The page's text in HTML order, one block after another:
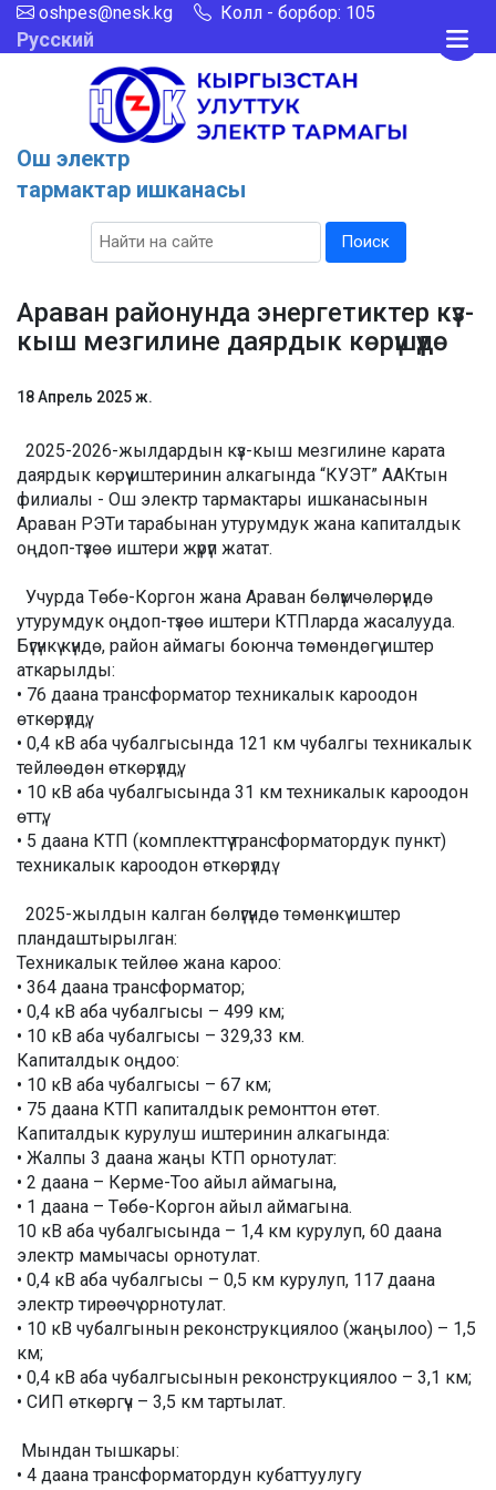
oshpes@nesk.kg Колл - борбор: 105
Русский
Ош электр
тармактар ишканасы
Поиск
Араван районунда энергетиктер күз-
кыш мезгилине даярдык көрүшүүдө
18 Апрель 2025 ж.
2025-2026-жылдардын күз-кыш мезгилине карата
даярдык көрүү иштеринин алкагында “КУЭТ” ААКтын
филиалы - Ош электр тармактары ишканасынын
Араван РЭТи тарабынан утурумдук жана капиталдык
оңдоп-түзөө иштери жүрүп жатат.
Учурда Төбө-Коргон жана Араван бөлүмчөлөрүндө
утурумдук оңдоп-түзөө иштери КТПларда жасалууда.
Бүгүнкү күндө, район аймагы боюнча төмөндөгү иштер
аткарылды:
• 76 даана трансформатор техникалык кароодон
өткөрүлдү;
• 0,4 кВ аба чубалгысында 121 км чубалгы техникалык
тейлөөдөн өткөрүлдү;
• 10 кВ аба чубалгысында 31 км техникалык кароодон
өттү;
• 5 даана КТП (комплекттүү трансформатордук пункт)
техникалык кароодон өткөрүлдү.
2025-жылдын калган бөлүгүндө төмөнкү иштер
пландаштырылган:
Техникалык тейлөө жана кароо:
• 364 даана трансформатор;
• 0,4 кВ аба чубалгысы – 499 км;
• 10 кВ аба чубалгысы – 329,33 км.
Капиталдык оңдоо:
• 10 кВ аба чубалгысы – 67 км;
• 75 даана КТП капиталдык ремонттон өтөт.
Капиталдык курулуш иштеринин алкагында:
• Жалпы 3 даана жаңы КТП орнотулат:
• 2 даана – Керме-Тоо айыл аймагына,
• 1 даана – Төбө-Коргон айыл аймагына.
10 кВ аба чубалгысында – 1,4 км курулуп, 60 даана
электр мамычасы орнотулат.
• 0,4 кВ аба чубалгысы – 0,5 км курулуп, 117 даана
электр тирөөчү орнотулат.
• 10 кВ чубалгынын реконструкциялоо (жаңылоо) – 1,5
км;
• 0,4 кВ аба чубалгысынын реконструкциялоо – 3,1 км;
• СИП өткөргүч – 3,5 км тартылат.
Мындан тышкары:
• 4 даана трансформатордун кубаттуулугу